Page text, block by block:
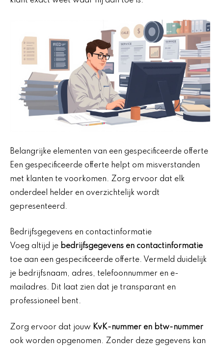
Belangrijke elementen van een gespecificeerde offerte
Een gespecificeerde offerte helpt om misverstanden
met klanten te voorkomen. Zorg ervoor dat elk
onderdeel helder en overzichtelijk wordt
gepresenteerd.
Bedrijfsgegevens en contactinformatie
Voeg altijd je bedrijfsgegevens en contactinformatie
toe aan een gespecificeerde offerte. Vermeld duidelijk
je bedrijfsnaam, adres, telefoonnummer en e-
mailadres. Dit laat zien dat je transparant en
professioneel bent.
Zorg ervoor dat jouw KvK-nummer en btw-nummer
ook worden opgenomen. Zonder deze gegevens kan